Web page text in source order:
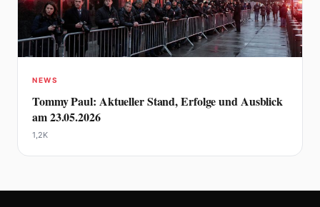
NEWS
Tommy Paul: Aktueller Stand, Erfolge und Ausblick
am 23.05.2026
1,2K